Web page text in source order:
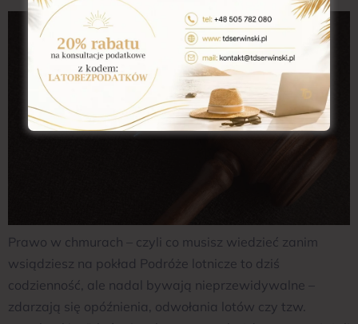
Prawo w chmurach – czyli co musisz wiedzieć zanim
wsiądziesz na pokład Podróże lotnicze to dziś
codzienność, ale nadal bywają nieprzewidywalne –
zdarzają się opóźnienia, odwołania lotów czy tzw.